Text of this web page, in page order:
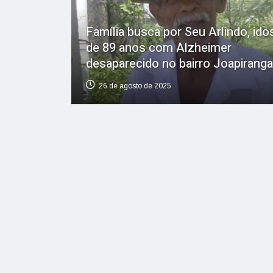
Família busca por Seu Arlindo,
de 89 anos com Alzheimer
desaparecido no bairro Joapiranga
26 de agosto de 2025